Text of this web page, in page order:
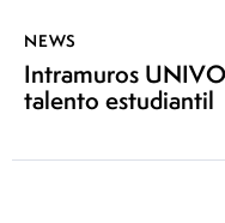
NEWS
Intramuros
talento estudiantil